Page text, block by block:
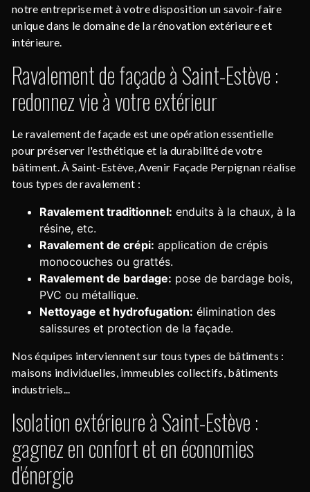
notre entreprise met à votre disposition un savoir-faire
unique dans le domaine de la rénovation extérieure et
intérieure.
Ravalement de façade à Saint-Estève :
redonnez vie à votre extérieur
Le ravalement de façade est une opération essentielle
pour préserver l'esthétique et la durabilité de votre
bâtiment. À Saint-Estève, Avenir Façade Perpignan réalise
tous types de ravalement :
Ravalement traditionnel: enduits à la chaux, à la
résine, etc.
Ravalement de crépi: application de crépis
monocouches ou grattés.
Ravalement de bardage: pose de bardage bois,
PVC ou métallique.
Nettoyage et hydrofugation: élimination des
salissures et protection de la façade.
Nos équipes interviennent sur tous types de bâtiments :
maisons individuelles, immeubles collectifs, bâtiments
industriels...
Isolation extérieure à Saint-Estève :
gagnez en confort et en économies
d'énergie